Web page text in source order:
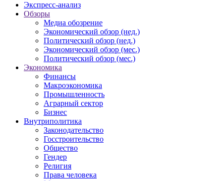
Экспресс-анализ
Обзоры
Медиа обозрение
Экономический обзор (нед.)
Политический обзор (нед.)
Экономический обзор (мес.)
Политический обзор (мес.)
Экономика
Финансы
Макроэкономика
Промышленность
Аграрный сектор
Бизнес
Внутриполитика
Законодательство
Госстроительство
Общество
Гендер
Религия
Права человека